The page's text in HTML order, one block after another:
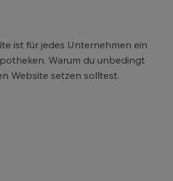
ist für jedes Unternehmen ein
Warum du unbedingt
Website setzen solltest.